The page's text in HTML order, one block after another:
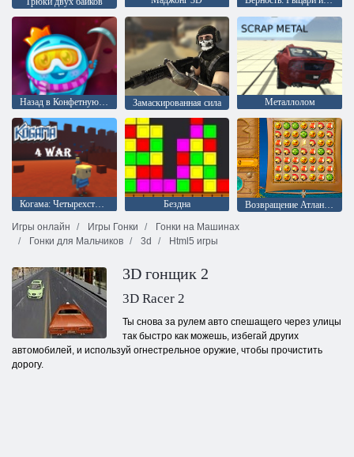
Назад в Конфетную страну 5: Шоколадная гора Замаскированная сила Металлолом
Когама: Четырехсторонняя война Бездна
Возвращение Атлантиды
Игры онлайн
Игры Гонки
Гонки на Машинах
Гонки для Мальчиков
3d Html5 игры
3D гонщик 2
3D Racer 2
Ты снова за рулем авто спешащего через улицы
так быстро как можешь, избегай других
автомобилей, и используй огнестрельное оружие, чтобы прочистить
дорогу.